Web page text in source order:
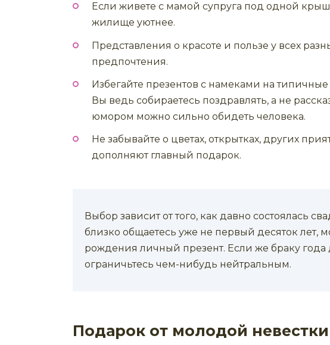
Если живете с мамой супруга под одной
жилище уютнее.
Представления о красоте и пользе у всех
предпочтения.
Избегайте презентов с намеками на
Вы ведь собираетесь поздравлять, а не
юмором можно сильно обидеть человека.
Не забывайте о цветах, открытках, других
дополняют главный подарок.
Выбор зависит от того, как давно состоялась
близко общаетесь уже не первый десяток лет,
рождения личный презент. Если же браку
ограничьтесь чем-нибудь нейтральным.
Подарок от молодой невестки